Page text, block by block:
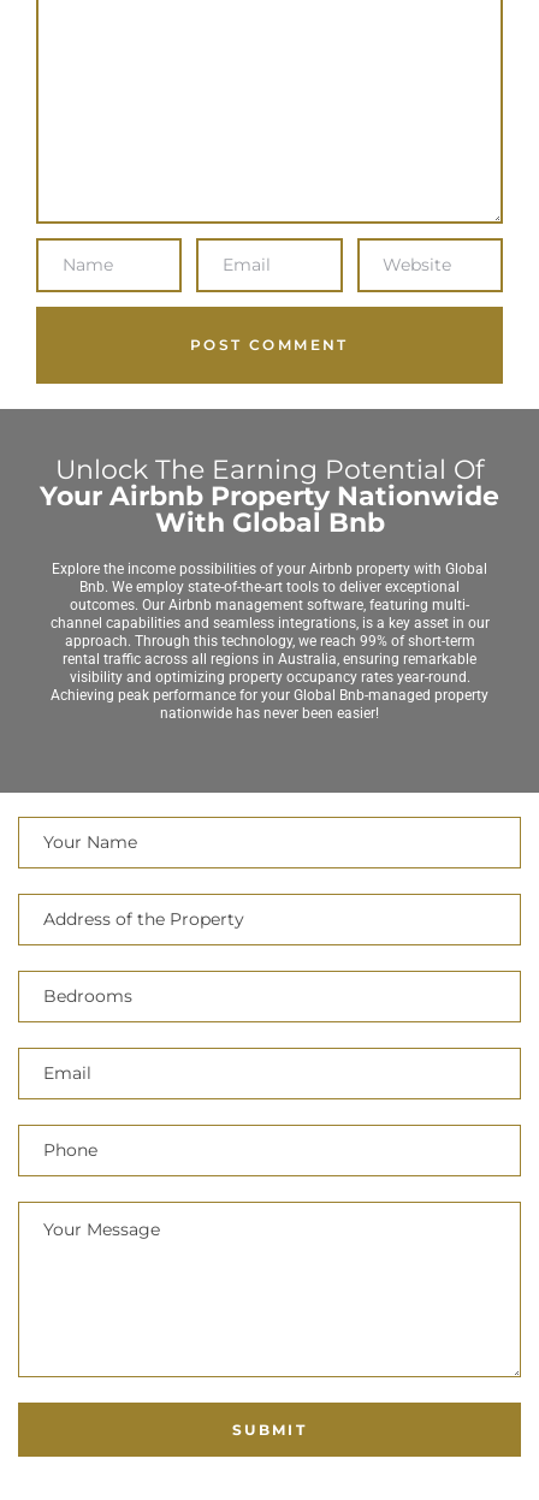
Unlock The Earning Potential Of
Your Airbnb Property Nationwide
With Global Bnb
Explore the income possibilities of your Airbnb property with Global
Bnb. We employ state-of-the-art tools to deliver exceptional
outcomes. Our Airbnb management software, featuring multi-
channel capabilities and seamless integrations, is a key asset in our
approach. Through this technology, we reach 99% of short-term
rental traffic across all regions in Australia, ensuring remarkable
visibility and optimizing property occupancy rates year-round.
Achieving peak performance for your Global Bnb-managed property
nationwide has never been easier!